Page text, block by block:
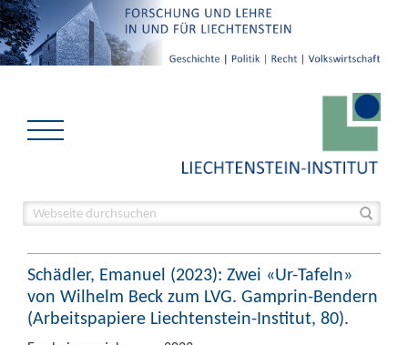
Schädler, Emanuel (2023): Zwei «Ur-Tafeln»
von Wilhelm Beck zum LVG. Gamprin-Bendern
(Arbeitspapiere Liechtenstein-Institut, 80).